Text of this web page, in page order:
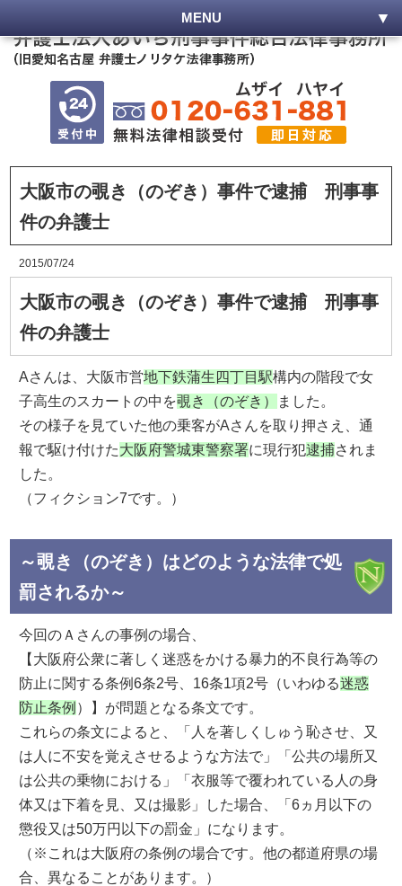
MENU
大阪市の覗き（のぞき）事件で逮捕 刑事事
件の弁護士
2015/07/24
大阪市の覗き（のぞき）事件で逮捕 刑事事
件の弁護士
Aさんは、大阪市営地下鉄蒲生四丁目駅構内の階段で女
子高生のスカートの中を覗き（のぞき）
ました。
その様子を見ていた他の乗客がAさんを取り押さえ、通
報で駆け付けた大阪府警城東警察署に現行犯逮捕されま
した。
（フィクション7です。）
～覗き（のぞき）はどのような法律で処
罰されるか～
今回のＡさんの事例の場合、
【大阪府公衆に著しく迷惑をかける暴力的不良行為等の
防止に関する条例6条2号、16条1項2号（いわゆる迷惑
防止条例 ）】が問題となる条文です。
これらの条文によると、「人を著しくしゅう恥させ、又
は人に不安を覚えさせるような方法で」「公共の場所又
は公共の乗物における」「衣服等で覆われている人の身
体又は下着を見、又は撮影」した場合、「6ヵ月以下の
懲役又は50万円以下の罰金」になります。
（※これは大阪府の条例の場合です。他の都道府県の場
合、異なることがあります。）